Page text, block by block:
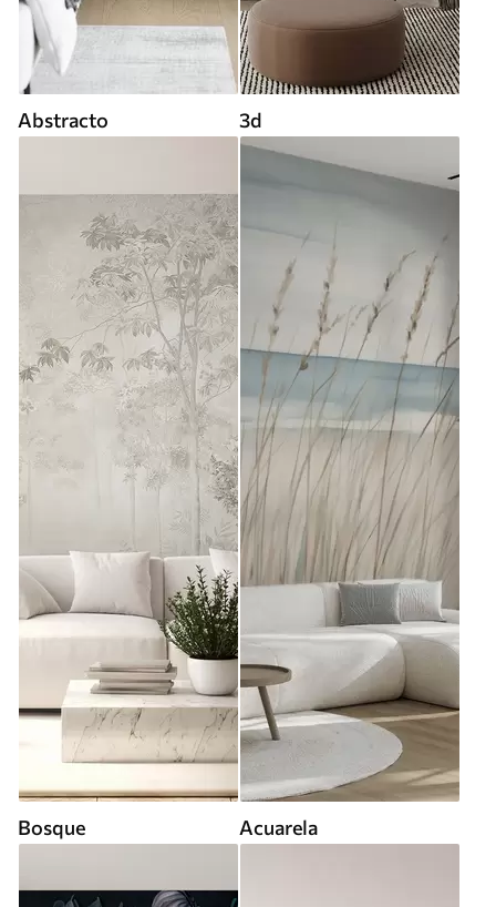
Abstracto 3d
Bosque Acuarela